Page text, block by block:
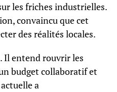
les friches industrielles.
convaincu que cet
des réalités locales.
Il entend rouvrir les
budget collaboratif et
a